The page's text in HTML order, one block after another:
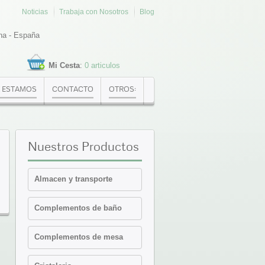
Noticias Trabaja con Nosotros Blog
- España
Mi Cesta: 0 articulos
CONTACTO OTROS:
Nuestros Productos
Almacen y transporte
Contenedores y cajas
isotermicas
Estanterias
Palets PVC y plataformas
Complementos de baño
Complementos de mesa